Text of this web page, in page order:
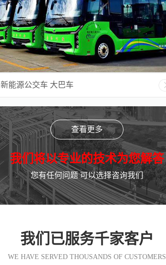
新能源公交车 大巴车
查看更多
我们将以专业的技术为您解答
您有任何问题 可以选择咨询我们
我们已服务千家客户
WE HAVE SERVED THOUSANDS OF CUSTOMERS